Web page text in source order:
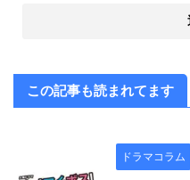
この記事も読まれてます
ドラマコラム